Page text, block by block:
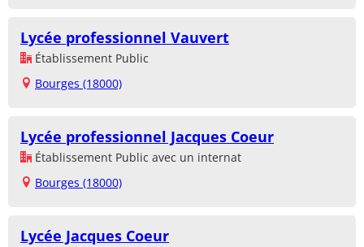
Lycée professionnel Vauvert
Établissement Public
Bourges (18000)
Lycée professionnel Jacques Coeur
Établissement Public avec un internat
Bourges (18000)
Lycée Jacques Coeur